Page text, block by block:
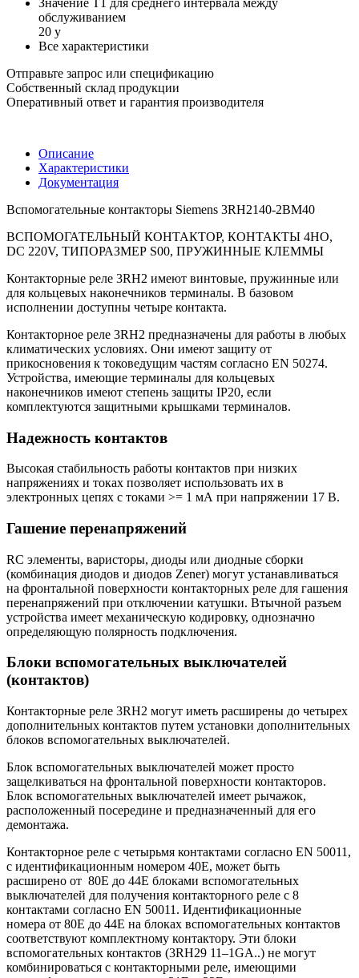
обслуживанием
20 y
Все характеристики
Отправьте запрос или спецификацию
Собственный склад продукции
Оперативный ответ и гарантия производителя
Описание
Характеристики
Документация
Вспомогательные контакторы Siemens 3RH2140-2BM40
ВСПОМОГАТЕЛЬНЫЙ КОНТАКТОР, КОНТАКТЫ 4НО,
DC 220V, ТИПОРАЗМЕР S00, ПРУЖИННЫЕ КЛЕММЫ
Контакторные реле 3RH2 имеют винтовые, пружинные или
для кольцевых наконечников терминалы. В базовом
исполнении доступны четыре контакта.
Контакторное реле 3RH2 предназначены для работы в любых
климатических условиях. Они имеют защиту от
прикосновения к токоведущим частям согласно EN 50274.
Устройства, имеющие терминалы для кольцевых
наконечников имеют степень защиты IP20, если
комплектуются защитными крышками терминалов.
Надежность контактов
Высокая стабильность работы контактов при низких
напряжениях и токах позволяет использовать их в
электронных цепях с токами >= 1 мА при напряжении 17 В.
Гашение перенапряжений
RC элементы, варисторы, диоды или диодные сборки
(комбинация диодов и диодов Zener) могут устанавливаться
на фронтальной поверхности контакторных реле для гашения
перенапряжений при отключении катушки. Втычной разъем
устройства имеет механическую кодировку, однозначно
определяющую полярность подключения.
Блоки вспомогательных выключателей
(контактов)
Контакторные реле 3RH2 могут иметь расширены до четырех
дополнительных контактов путем установки дополнительных
блоков вспомогательных выключателей.
Блок вспомогательных выключателей может просто
защелкиваться на фронтальной поверхности контакторов.
Блок вспомогательных выключателей имеет рычажок,
расположенный посередине и предназначенный для его
демонтажа.
Контакторное реле с четырьмя контактами согласно EN 50011,
с идентификационным номером 40E, может быть
расширено от 80E до 44E блоками вспомогательных
выключателей для получения контакторного реле с 8
контактами согласно EN 50011. Идентификационные
номера от 80E до 44E на блоках вспомогательных контактов
соответствуют комплектному контактору. Эти блоки
вспомогательных контактов (3RH29 11–1GA..) не могут
комбинироваться с контакторными реле, имеющими